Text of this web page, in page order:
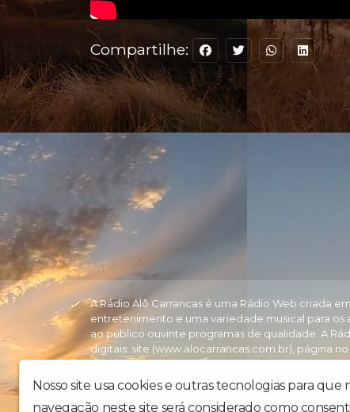
Compartilhe:
Nosso site usa cookies e outras tecnologias para
navegação neste site será considerado como
A Rádio Alô Carrancas é uma Rádio Web criada
entretenimento e uma variedade musical para
ao público ouvinte programas de qualidade. A
digitais: site (www.alocarrancas.com.br), página
do aplicativo para celular Android e IOS
Estrada Real.